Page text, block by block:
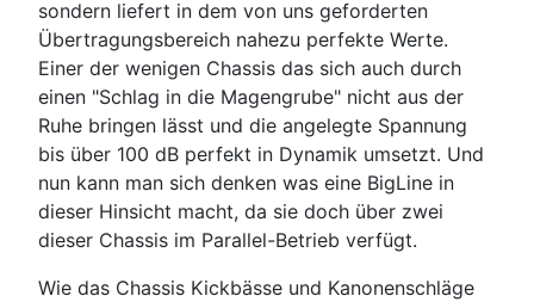
sondern liefert in dem von uns geforderten
Übertragungsbereich nahezu perfekte Werte.
Einer der wenigen Chassis das sich auch durch
einen "Schlag in die Magengrube" nicht aus der
Ruhe bringen lässt und die angelegte Spannung
bis über 100 dB perfekt in Dynamik umsetzt. Und
nun kann man sich denken was eine BigLine in
dieser Hinsicht macht, da sie doch über zwei
dieser Chassis im Parallel-Betrieb verfügt.
Wie das Chassis Kickbässe und Kanonenschläge